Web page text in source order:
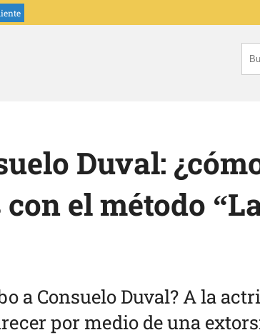
Duval:
el método
a Consuelo Duval? A la
por medio de una